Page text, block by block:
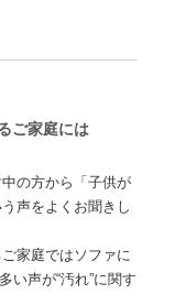
ご家庭には
の方から「子供が
声をよくお聞きし
家庭ではソファに
い声が“汚れ”に関す